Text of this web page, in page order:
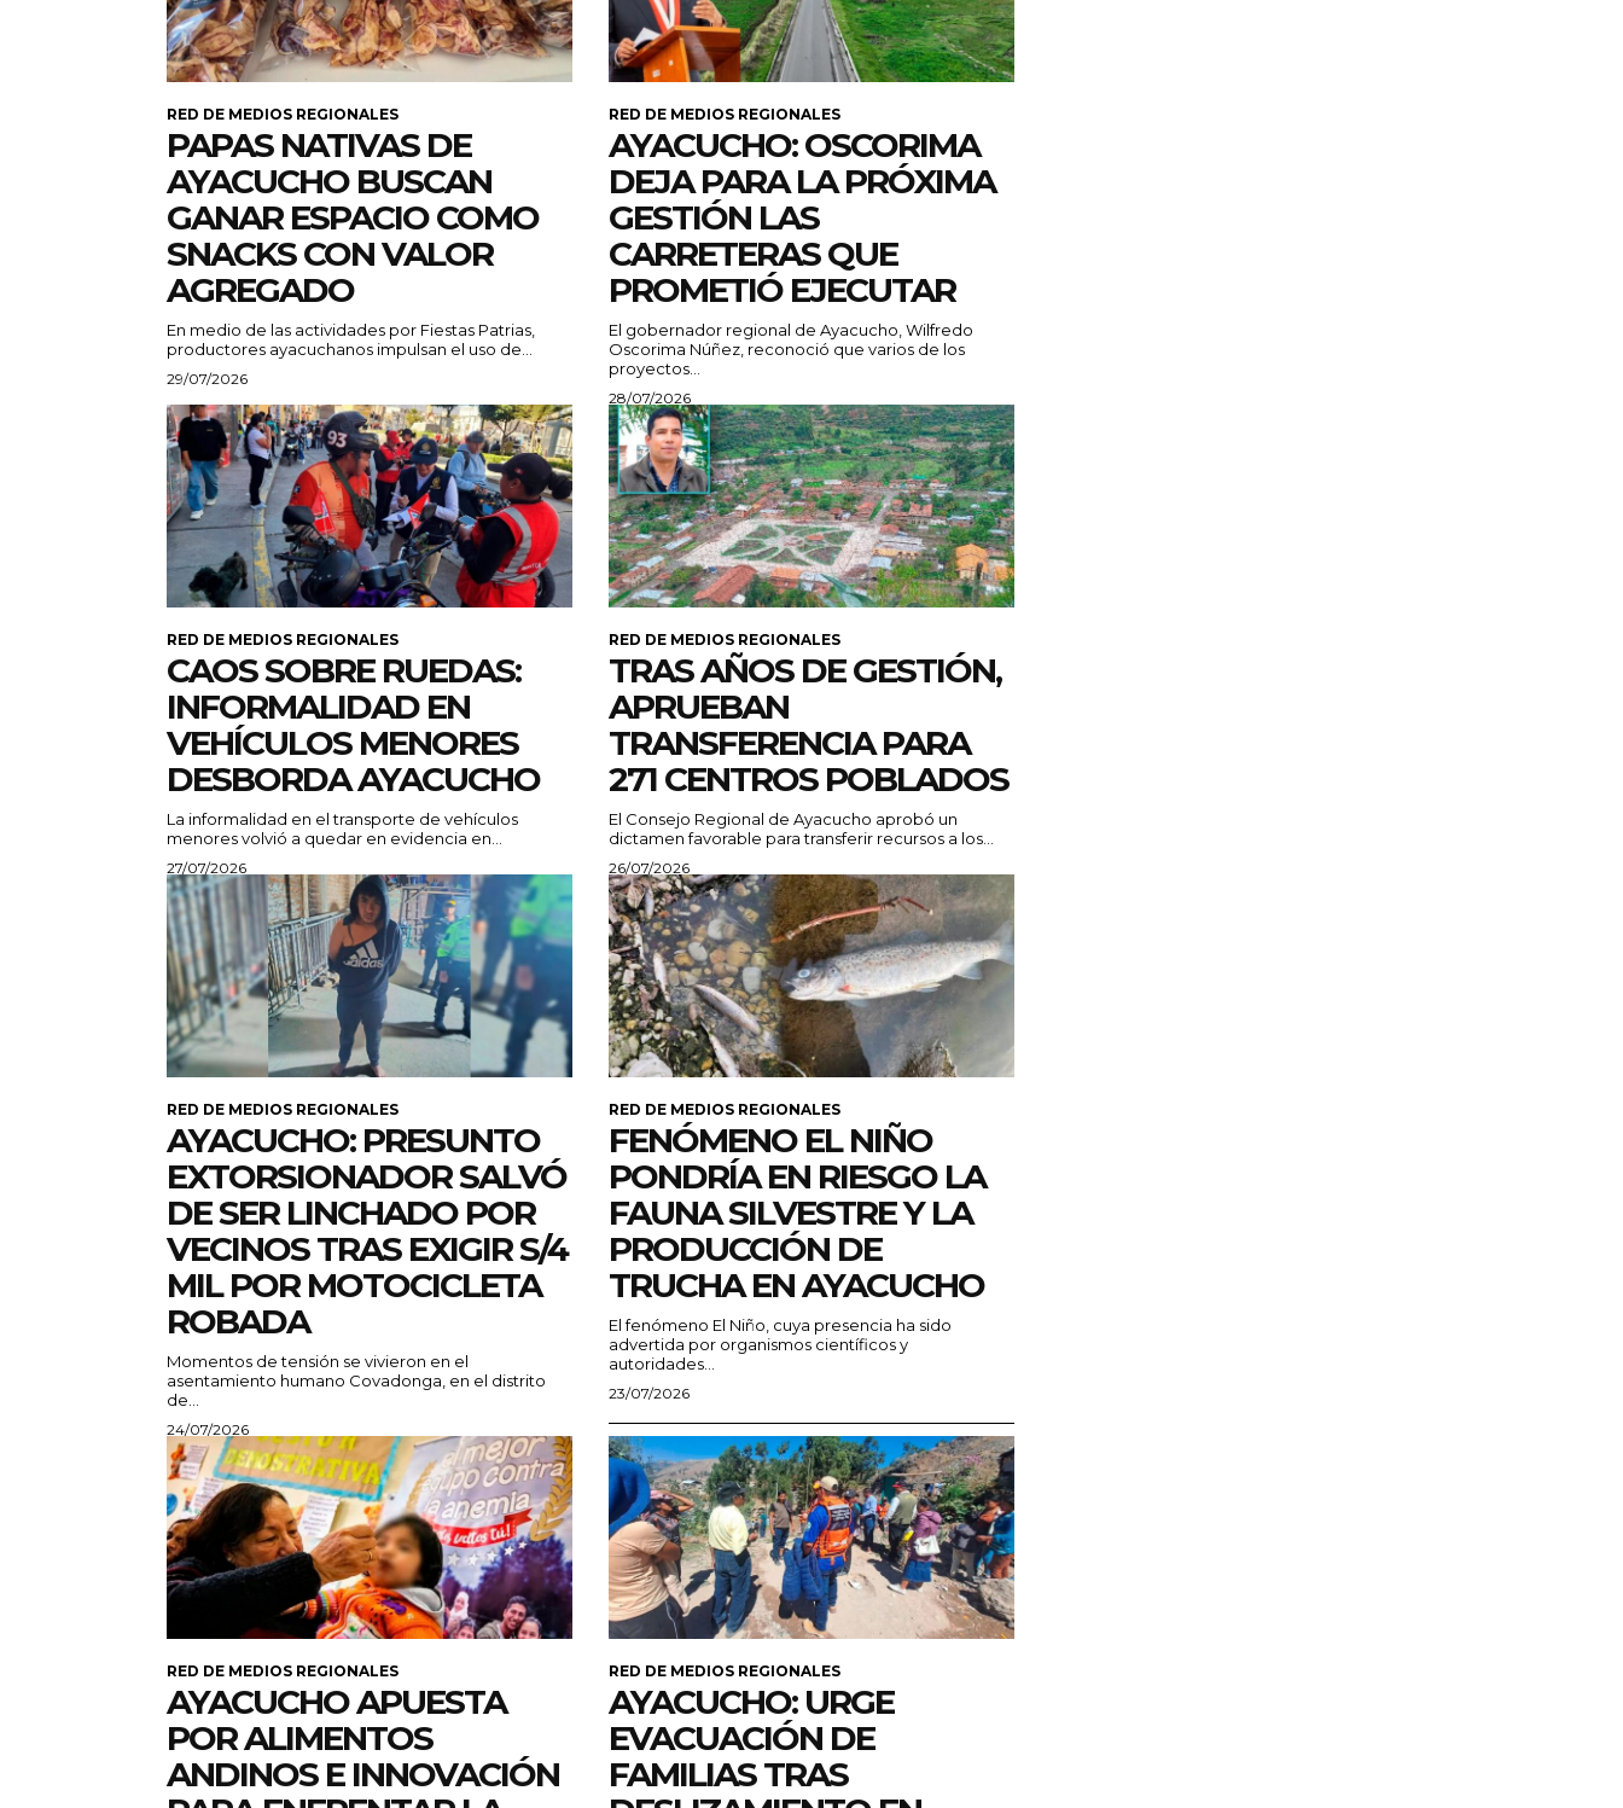
RED DE MEDIOS REGIONALES
PAPAS NATIVAS DE
AYACUCHO BUSCAN
GANAR ESPACIO COMO
SNACKS CON VALOR
AGREGADO
En medio de las actividades por Fiestas Patrias,
productores ayacuchanos impulsan el uso de...
29/07/2026
RED DE MEDIOS REGIONALES
AYACUCHO: OSCORIMA
DEJA PARA LA PRÓXIMA
GESTIÓN LAS
CARRETERAS QUE
PROMETIÓ EJECUTAR
El gobernador regional de Ayacucho, Wilfredo
Oscorima Núñez, reconoció que varios de los
proyectos...
28/07/2026
RED DE MEDIOS REGIONALES
CAOS SOBRE RUEDAS:
INFORMALIDAD EN
VEHÍCULOS MENORES
DESBORDA AYACUCHO
La informalidad en el transporte de vehículos
menores volvió a quedar en evidencia en...
27/07/2026
RED DE MEDIOS REGIONALES
TRAS AÑOS DE GESTIÓN,
APRUEBAN
TRANSFERENCIA PARA
271 CENTROS POBLADOS
El Consejo Regional de Ayacucho aprobó un
dictamen favorable para transferir recursos a los...
26/07/2026
RED DE MEDIOS REGIONALES
AYACUCHO: PRESUNTO
EXTORSIONADOR SALVÓ
DE SER LINCHADO POR
VECINOS TRAS EXIGIR S/4
MIL POR MOTOCICLETA
ROBADA
Momentos de tensión se vivieron en el
asentamiento humano Covadonga, en el distrito
de...
24/07/2026
RED DE MEDIOS REGIONALES
FENÓMENO EL NIÑO
PONDRÍA EN RIESGO LA
FAUNA SILVESTRE Y LA
PRODUCCIÓN DE
TRUCHA EN AYACUCHO
El fenómeno El Niño, cuya presencia ha sido
advertida por organismos científicos y
autoridades...
23/07/2026
RED DE MEDIOS REGIONALES
AYACUCHO APUESTA
POR ALIMENTOS
ANDINOS E INNOVACIÓN
RED DE MEDIOS REGIONALES
AYACUCHO: URGE
EVACUACIÓN DE
FAMILIAS TRAS